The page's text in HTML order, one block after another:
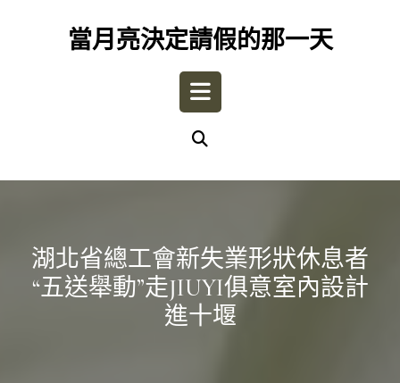
當月亮決定請假的那一天
Open
湖北省總工會新失業形狀休息者
“五送舉動”走JIUYI俱意室內設計
進十堰